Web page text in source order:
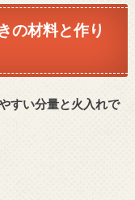
の材料と作り
すい分量と火入れで